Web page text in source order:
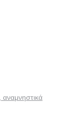
αναμνηστικά